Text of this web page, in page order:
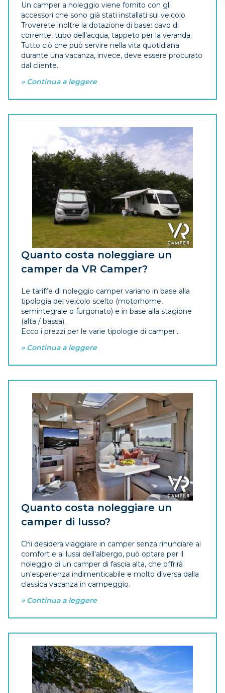
Un camper a noleggio viene fornito con gli
accessori che sono già stati installati sul veicolo.
Troverete inoltre la dotazione di base: cavo di
corrente, tubo dell'acqua, tappeto per la veranda.
Tutto ciò che può servire nella vita quotidiana
durante una vacanza, invece, deve essere procurato
dal cliente.
» Continua a leggere
Quanto costa noleggiare un
camper da VR Camper?
Le tariffe di noleggio camper variano in base alla
tipologia del veicolo scelto (motorhome,
semintegrale o furgonato) e in base alla stagione
(alta / bassa).
Ecco i prezzi per le varie tipologie di camper...
» Continua a leggere
Quanto costa noleggiare un
camper di lusso?
Chi desidera viaggiare in camper senza rinunciare ai
comfort e ai lussi dell'albergo, può optare per il
noleggio di un camper di fascia alta, che offrirà
un'esperienza indimenticabile e molto diversa dalla
classica vacanza in campeggio.
» Continua a leggere